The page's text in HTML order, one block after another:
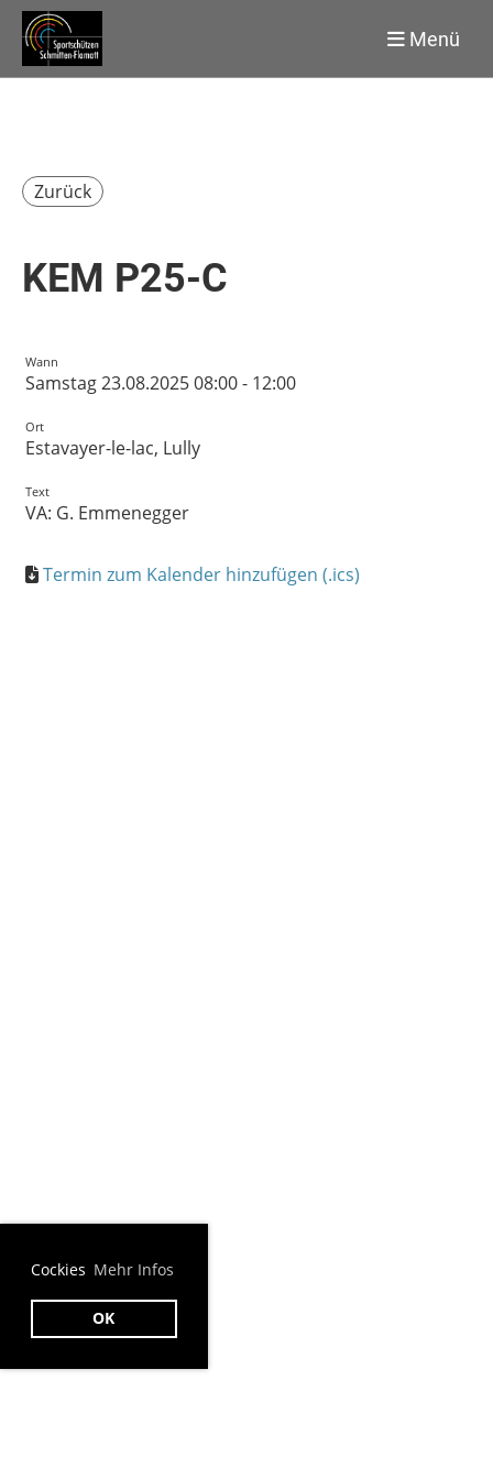
Cockies Mehr Infos
OK
Menü
Zurück
KEM P25-C
Wann
Samstag 23.08.2025 08:00 - 12:00
Ort
Estavayer-le-lac, Lully
Text
VA: G. Emmenegger
Termin zum Kalender hinzufügen (.ics)